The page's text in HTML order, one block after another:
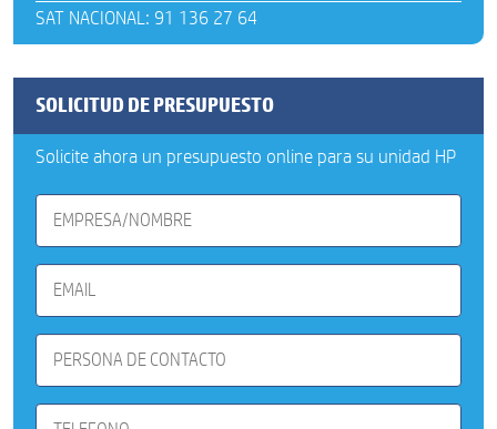
SAT NACIONAL: 91 136 27 64
SOLICITUD DE PRESUPUESTO
Solicite ahora un presupuesto online para su unidad HP